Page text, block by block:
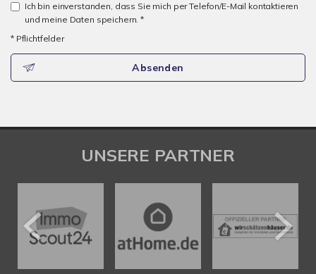
Ich bin einverstanden, dass Sie mich per Telefon/E-Mail kontaktieren
und meine Daten speichern. *
* Pflichtfelder
Absenden
UNSERE PARTNER